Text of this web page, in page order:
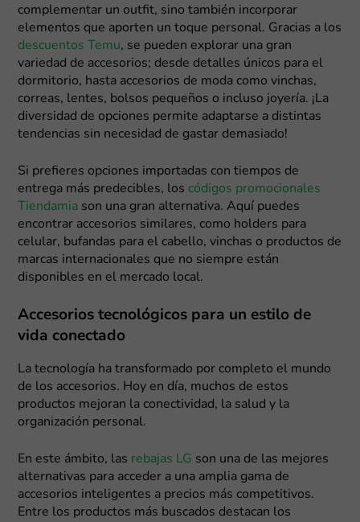
complementar un outfit, sino también incorporar
elementos que aporten un toque personal. Gracias a los
descuentos Temu, se pueden explorar una gran
variedad de accesorios; desde detalles únicos para el
dormitorio, hasta accesorios de moda como vinchas,
correas, lentes, bolsos pequeños o incluso joyería. ¡La
diversidad de opciones permite adaptarse a distintas
tendencias sin necesidad de gastar demasiado!
Si prefieres opciones importadas con tiempos de
entrega más predecibles, los códigos promocionales
Tiendamia son una gran alternativa. Aquí puedes
encontrar accesorios similares, como holders para
celular, bufandas para el cabello, vinchas o productos de
marcas internacionales que no siempre están
disponibles en el mercado local.
Accesorios tecnológicos para un estilo de
vida conectado
La tecnología ha transformado por completo el mundo
de los accesorios. Hoy en día, muchos de estos
productos mejoran la conectividad, la salud y la
organización personal.
En este ámbito, las rebajas LG son una de las mejores
alternativas para acceder a una amplia gama de
accesorios inteligentes a precios más competitivos.
Entre los productos más buscados destacan los